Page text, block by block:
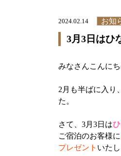
2024.02.14 お知
3月3日は
みなさんこんにち
2月も半ばに入り
た。
さて、3月3日は
ご宿泊のお客様に
プレゼント いた